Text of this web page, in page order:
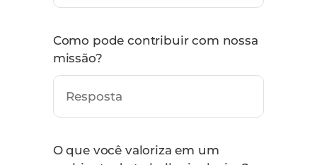
Como pode contribuir com nossa
missão?
O que você valoriza em um